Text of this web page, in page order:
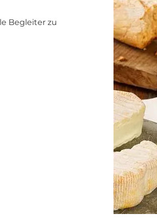
Begleiter zu